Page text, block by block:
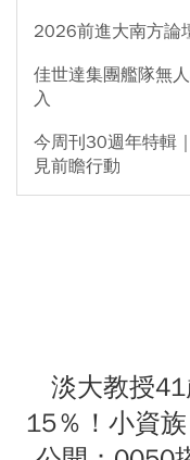
2026前進大南方論
佳世達集團艦隊無
入
今周刊30週年特輯
見前瞻行動
淡大教授
15％！小資